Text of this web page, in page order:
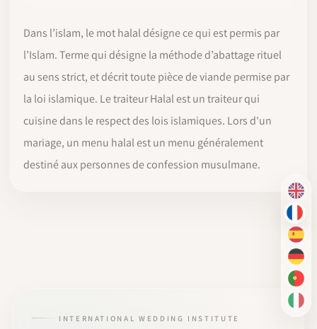
EN
FR
ES
DE
PT-
IT
Dans l’islam, le mot halal désigne ce qui est permis par
l’Islam. Terme qui désigne la méthode d’abattage rituel
au sens strict, et décrit toute pièce de viande permise par
la loi islamique. Le traiteur Halal est un traiteur qui
cuisine dans le respect des lois islamiques. Lors d'un
mariage, un menu halal est un menu généralement
destiné aux personnes de confession musulmane.
INTERNATIONAL WEDDING INSTITUTE